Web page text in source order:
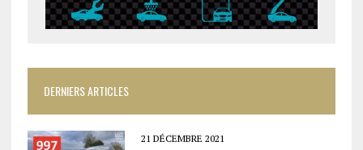
DERNIERS ARTICLES
21 DÉCEMBRE 2021